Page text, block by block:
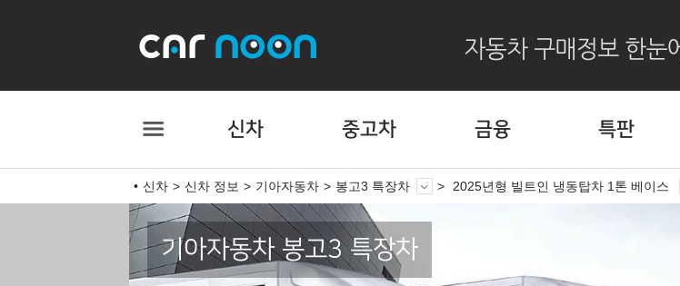
신차 중고차 금융 특판
신차 신차 정보 기아자동차 봉고3 특장차 2025년형 빌트인 냉동탑차 1톤 베이스
기아자동차 봉고3 특장차